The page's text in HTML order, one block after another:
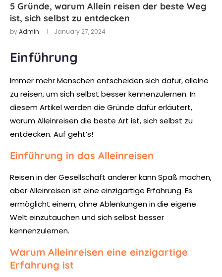
5 Gründe, warum Allein reisen der beste Weg
ist, sich selbst zu entdecken
byAdmin January 27, 2024
Einführung
Immer mehr Menschen entscheiden sich dafür, alleine
zu reisen, um sich selbst besser kennenzulernen. In
diesem Artikel werden die Gründe dafür erläutert,
warum Alleinreisen die beste Art ist, sich selbst zu
entdecken. Auf geht’s!
Einführung in das Alleinreisen
Reisen in der Gesellschaft anderer kann Spaß machen,
aber Alleinreisen ist eine einzigartige Erfahrung. Es
ermöglicht einem, ohne Ablenkungen in die eigene
Welt einzutauchen und sich selbst besser
kennenzulernen.
Warum Alleinreisen eine einzigartige
Erfahrung ist